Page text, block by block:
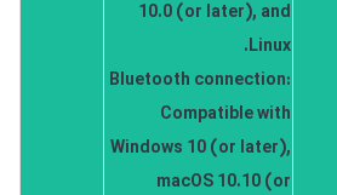
10.0 (or later), and
Linux.
Bluetooth connection:
Compatible with
Windows 10 (or later),
macOS 10.10 (or